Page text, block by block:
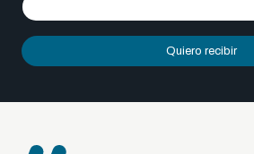
Quiero recibir